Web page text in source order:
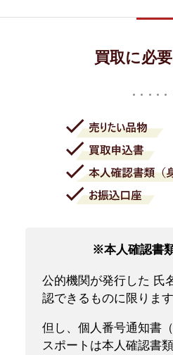
買取に必
※本人確認書
公的機関が発行した 氏
認できるものに限ります
但し、個人番号通知書
スポートは本人確認書